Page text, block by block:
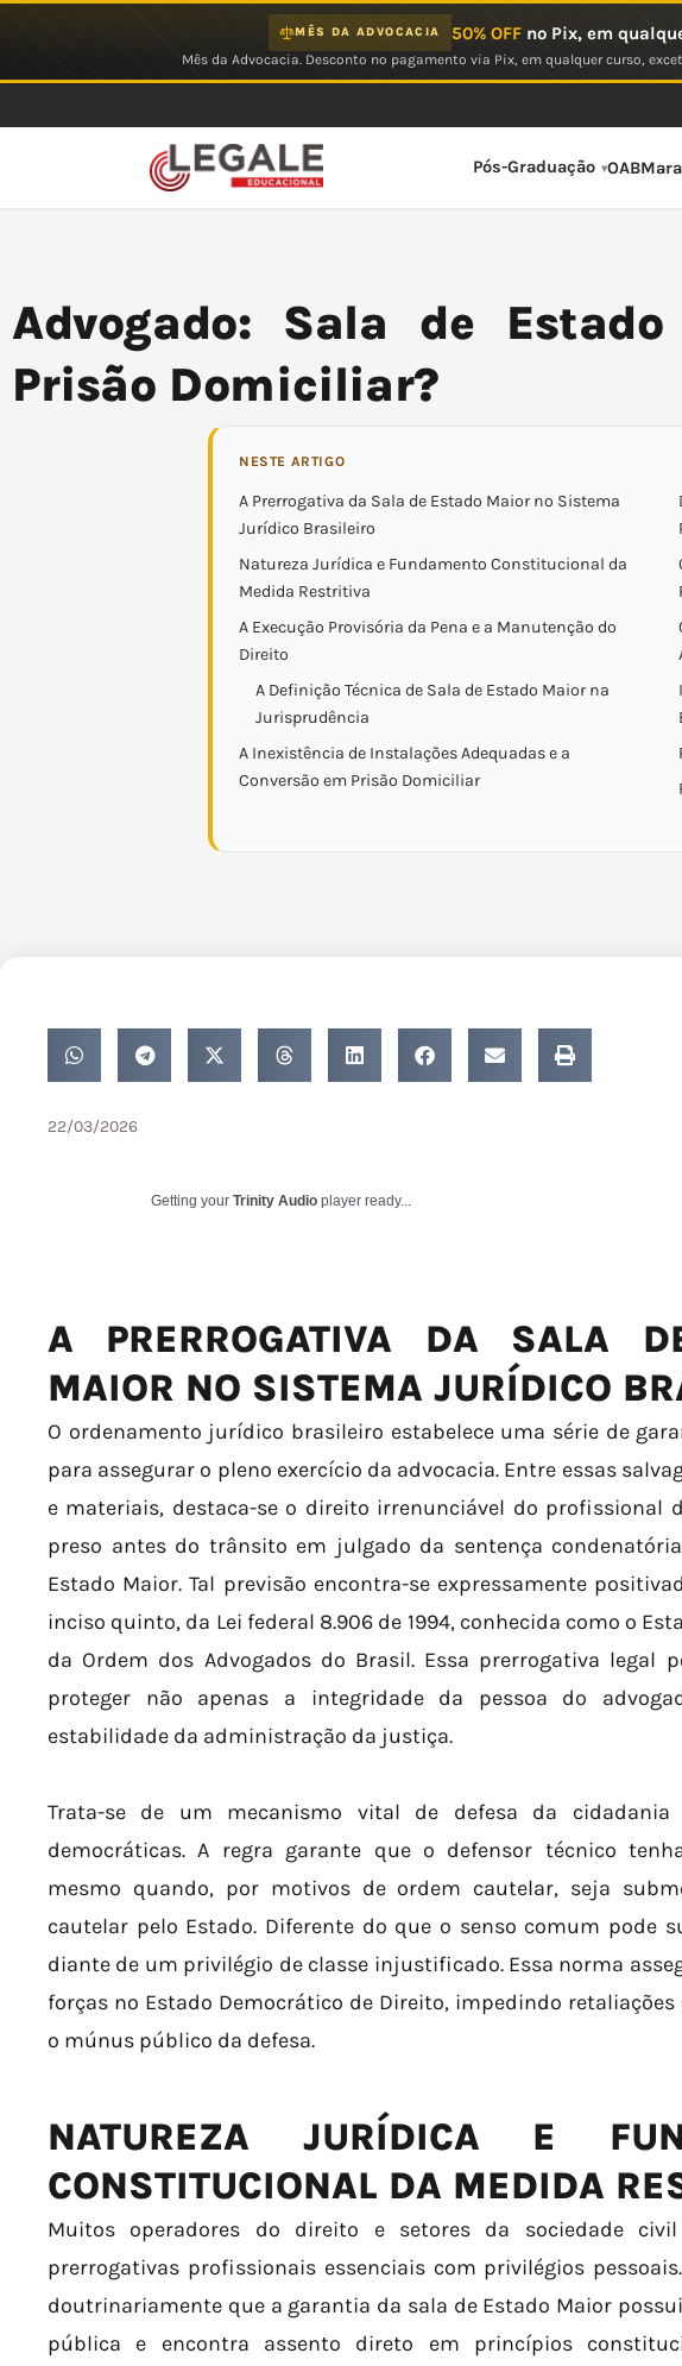
MÊS DA ADVOCACIA 50% OFFno Pix, em
Mês da Advocacia. Desconto no pagamento via Pix, em qualquer curso,
Pós-Graduação OAB
Advogado: Sala de
Prisão Domiciliar?
NESTE ARTIGO
A Prerrogativa da Sala de Estado Maior no Sistema
Jurídico Brasileiro
Natureza Jurídica e Fundamento Constitucional da
Medida Restritiva
A Execução Provisória da Pena e a Manutenção do
Direito
A Definição Técnica de Sala de Estado Maior na
Jurisprudência
A Inexistência de Instalações Adequadas e a
Conversão em Prisão Domiciliar
22/03/2026
Getting your Trinity Audio player ready...
A PRERROGATIVA DA SALA
MAIOR NO SISTEMA JURÍDICO
O ordenamento jurídico brasileiro estabelece uma série de
para assegurar o pleno exercício da advocacia. Entre essas
e materiais, destaca-se o direito irrenunciável do profissional
preso antes do trânsito em julgado da sentença
Estado Maior. Tal previsão encontra-se expressamente
inciso quinto, da Lei federal 8.906 de 1994, conhecida como o
da Ordem dos Advogados do Brasil. Essa prerrogativa legal
proteger não apenas a integridade da pessoa do
estabilidade da administração da justiça.
Trata-se de um mecanismo vital de defesa da
democráticas. A regra garante que o defensor técnico
mesmo quando, por motivos de ordem cautelar, seja
cautelar pelo Estado. Diferente do que o senso comum pode
diante de um privilégio de classe injustificado. Essa norma
forças no Estado Democrático de Direito, impedindo
o múnus público da defesa.
NATUREZA JURÍDICA E
CONSTITUCIONAL DA MEDIDA
Muitos operadores do direito e setores da sociedade
prerrogativas profissionais essenciais com privilégios
doutrinariamente que a garantia da sala de Estado Maior
pública e encontra assento direto em princípios